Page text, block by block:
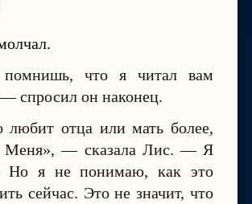
что я читал вам
спросил он наконец.
отца или мать более,
Меня», — сказала Лис. — Я
Но я не понимаю, как это
сейчас. Это не значит, что